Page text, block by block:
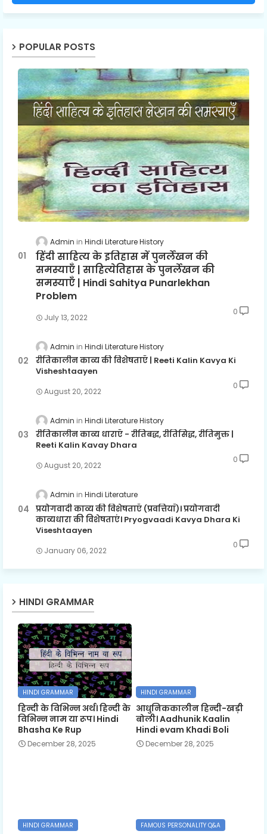
POPULAR POSTS
Admin Hindi Literature History
हिंदी साहित्य के इतिहास में पुनर्लेखन की
समस्याएँ | साहित्येतिहास के पुनर्लेखन की
समस्याएँ | Hindi Sahitya Punarlekhan
Problem
July 13, 2022
0
Admin Hindi Literature History
रीतिकालीन काव्य की विशेषताएँ | Reeti Kalin Kavya Ki
Visheshtaayen
August 20, 2022
0
Admin Hindi Literature History
रीतिकालीन काव्य धाराएँ - रीतिबद्ध, रीतिसिद्ध, रीतिमुक्त |
Reeti Kalin Kavay Dhara
August 20, 2022
0
Admin Hindi Literature
प्रयोगवादी काव्य की विशेषताएँ (प्रवत्तियाँ)। प्रयोगवादी
काव्यधारा की विशेषताएं। Pryogvaadi Kavya Dhara Ki
Viseshtaayen
January 06, 2022
0
HINDI GRAMMAR
HINDI GRAMMAR
हिन्दी के विभिन्न अर्थ। हिन्दी के
विभिन्न नाम या रूप। Hindi
Bhasha Ke Rup
December 28, 2025
HINDI GRAMMAR
आधुनिककालीन हिन्दी-खड़ी
बोली। Aadhunik Kaalin
Hindi evam Khadi Boli
December 28, 2025
HINDI GRAMMAR FAMOUS PERSONALITY Q&A